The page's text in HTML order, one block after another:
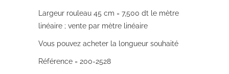
Largeur rouleau 45 cm = 7,500 dt le mètre
linéaire ; vente par mètre linéaire
Vous pouvez acheter la longueur souhaité
Référence = 200-2528